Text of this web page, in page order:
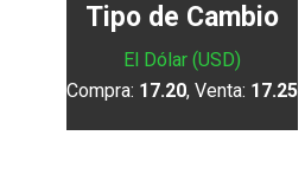
Tipo de Cambio
El Dólar (USD)
Compra: 17.20, Venta: 17.25